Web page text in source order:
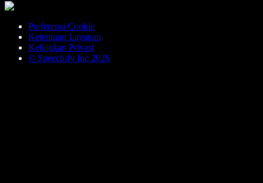
Preferensi Cookie
Ketentuan Layanan
Kebijakan Privasi
© Speechify Inc 2026